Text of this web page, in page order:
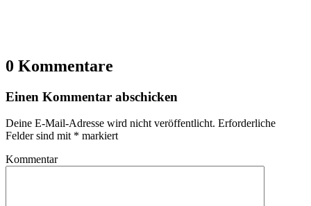
0 Kommentare
Einen Kommentar abschicken
Deine E-Mail-Adresse wird nicht veröffentlicht. Erforderliche
Felder sind mit * markiert
Kommentar